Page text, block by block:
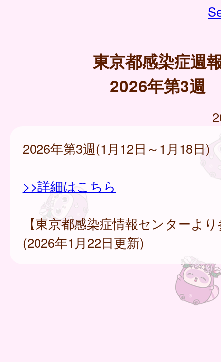
東京都感染症週
2026年第3週
2026年第3週(1月12日～1月18日)
>>詳細はこちら
【東京都感染症情報センターよ
(2026年1月22日更新)